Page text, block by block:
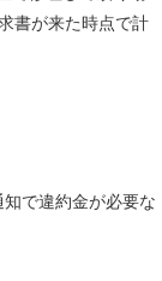
書が来た時点で計
で違約金が必要な